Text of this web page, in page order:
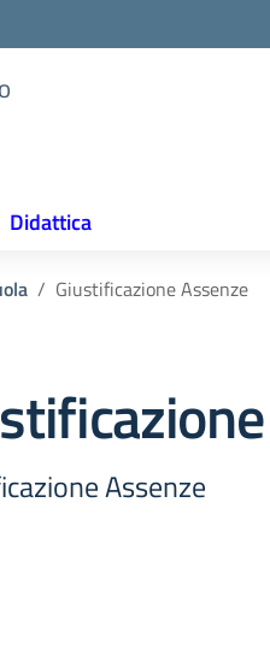
Didattica
Giustificazione Assenze
Assenze